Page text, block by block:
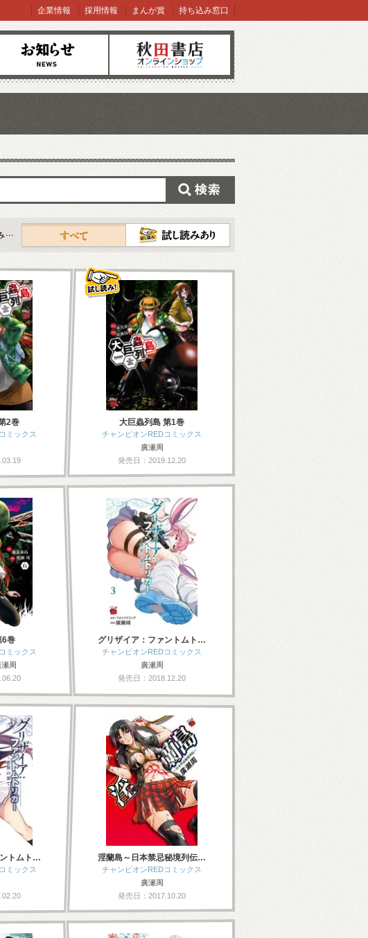
らせ オンラインショップ
企業情報 採用情報 まんが賞 持ち込み窓口
すべて
2巻
ミックス
大巨蟲列島 第1巻
チャンピオンREDコミックス
廣瀬周
発売日：2019.12.20
6巻
ミックス
周
グリザイア：ファントムト…
チャンピオンREDコミックス
廣瀬周
発売日：2018.12.20
トムト…
ミックス
淫蘭島～日本禁忌秘境列伝…
チャンピオンREDコミックス
廣瀬周
発売日：2017.10.20